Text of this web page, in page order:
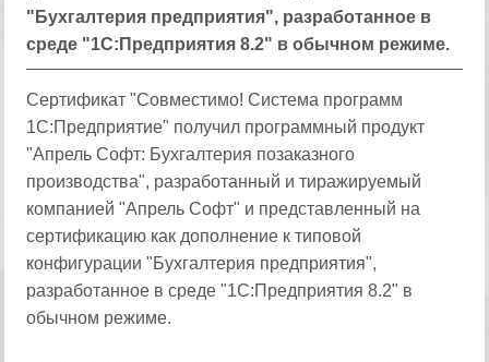
"Бухгалтерия предприятия", разработанное в
среде "1С:Предприятия 8.2" в обычном режиме.
Сертификат "Совместимо! Система программ
1С:Предприятие" получил программный продукт
"Апрель Софт: Бухгалтерия позаказного
производства", разработанный и тиражируемый
компанией "Апрель Софт" и представленный на
сертификацию как дополнение к типовой
конфигурации "Бухгалтерия предприятия",
разработанное в среде "1С:Предприятия 8.2" в
обычном режиме.